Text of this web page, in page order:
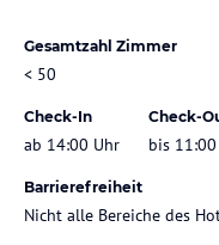
Gesamtzahl Zimmer
< 50
Check-In
ab 14:00 Uhr
Check-
bis
Barrierefreiheit
Nicht alle Bereiche des